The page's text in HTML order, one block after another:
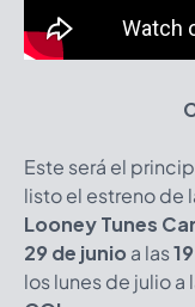
Este será el
listo el estreno de
Looney Tunes
29 de junio a las
los lunes de julio a